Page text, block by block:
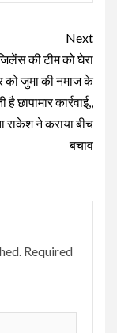
Next
की टीम को घेरा
को जुमा की नमाज के
छापामार कार्रवाई,,
राकेश ने कराया बीच
बचाव
Required